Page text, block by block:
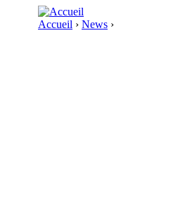
Accueil › News ›